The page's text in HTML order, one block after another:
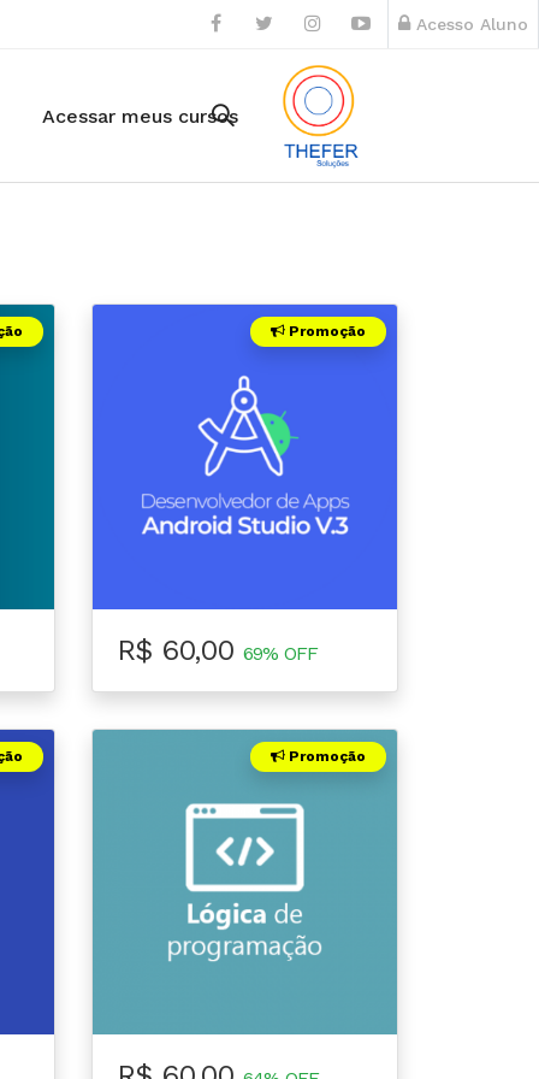
Acesso Aluno
Acessar meus cursos
Promoção
R$ 60,00 69% OFF
Promoção